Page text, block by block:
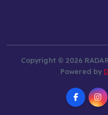
Powered by